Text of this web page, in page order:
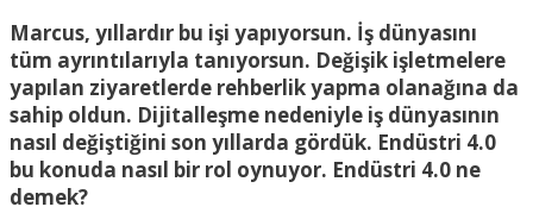
Marcus, yıllardır bu işi yapıyorsun. İş dünyasını
tüm ayrıntılarıyla tanıyorsun. Değişik işletmelere
yapılan ziyaretlerde rehberlik yapma olanağına da
sahip oldun. Dijitalleşme nedeniyle iş dünyasının
nasıl değiştiğini son yıllarda gördük. Endüstri 4.0
bu konuda nasıl bir rol oynuyor. Endüstri 4.0 ne
demek?